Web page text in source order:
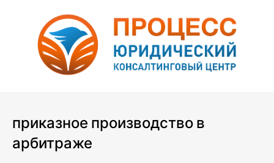
приказное производство в
арбитраже